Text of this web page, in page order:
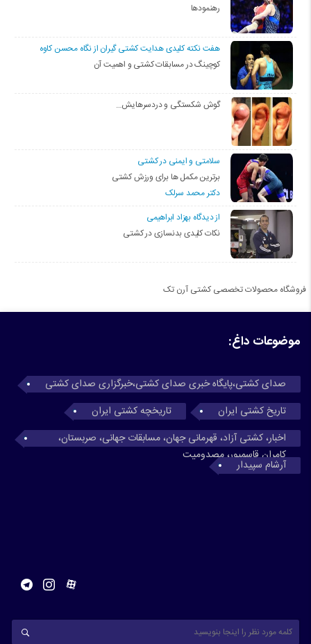
رهنمودها
هفت نکته کلیدی هدایت کشتی گیران از نگاه محسن کاوه
کوچینگ در مسابقات کشتی و اهمیت آن
گوش شکستگی و دردسرهایش…
سلامتی و ایمنی در کشتی
برترین مکمل ها برای ورزش کشتی
دکتر محمد سرلک
از دیدگاه بهزاد ابراهیمی
نکات کلیدی بدنسازی در کشتی
فروشگاه محصولات تخصصی کشتی آرن تک
موضوعات داغ:
صدای کشتی،پایگاه خبری صدای کشتی،خبرگزاری صدای کشتی
تاریخ کشتی ایران
تاریخچه کشتی ایران
اخبار، کشتی آزاد، قهرمانی جهان، مسابقات جهانی، صربستان،
کامران قاسمپور، مصدومیت
آرشام سپیدار